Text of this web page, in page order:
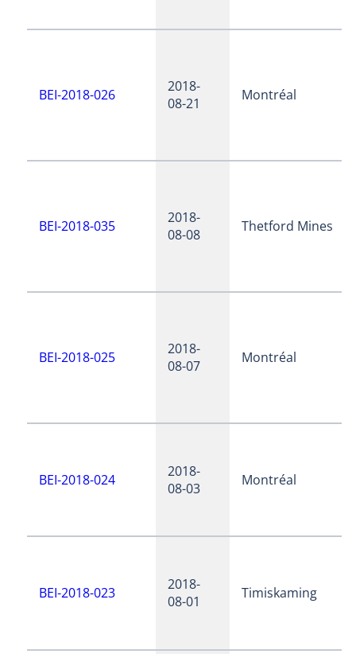
BEI-2018-026
2018-
08-21
Montréal
BEI-2018-035
2018-
08-08
Thetford Mines
BEI-2018-025
2018-
08-07
Montréal
BEI-2018-024
2018-
08-03
Montréal
BEI-2018-023
2018-
08-01
Timiskaming